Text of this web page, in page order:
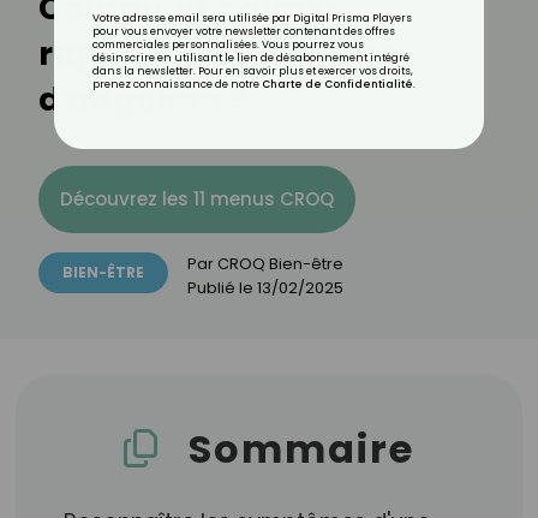
rapidement une crise
d'angoisse ?
Découvrez les 11 menus CROQ
BIEN-ÊTRE Par CROQ Bien-être
Publié le 13/02/2025
Sommaire
Votre adresse email sera utilisée par Digital Prisma Players
pour vous envoyer votre newsletter contenant des offres
commerciales personnalisées. Vous pourrez vous
désinscrire en utilisant le lien de désabonnement intégré
dans la newsletter. Pour en savoir plus et exercer vos droits,
prenez connaissance de notre Charte de Confidentialité.